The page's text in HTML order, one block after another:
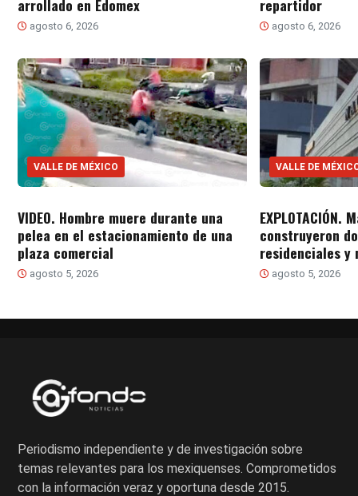
arrollado en Edomex
agosto 6, 2026
repartidor
agosto 6, 2026
VALLE DE MÉXICO
VIDEO. Hombre muere durante una
pelea en el estacionamiento de una
plaza comercial
agosto 5, 2026
VALLE DE
EXPLOTACIÓN.
construyeron
residenciales y
agosto 5, 2026
Periodismo independiente y de investigación sobre
temas relevantes para los mexiquenses. Comprometidos
con la información veraz y oportuna desde 2015.